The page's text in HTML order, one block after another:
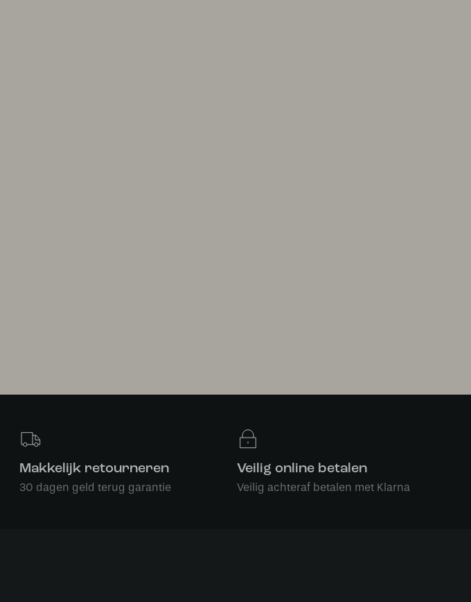
Makkelijk retourneren
30 dagen geld terug garantie
Veilig online betalen
Veilig achteraf betalen met Klarna